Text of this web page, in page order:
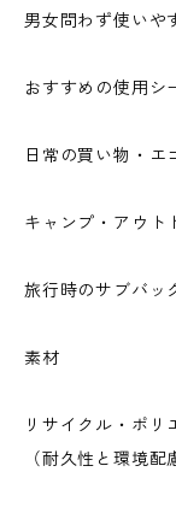
男女問わず使いや
おすすめの使用シ
日常の買い物・エ
キャンプ・アウト
旅行時のサブバッ
素材
リサイクル・ポリ
（耐久性と環境配